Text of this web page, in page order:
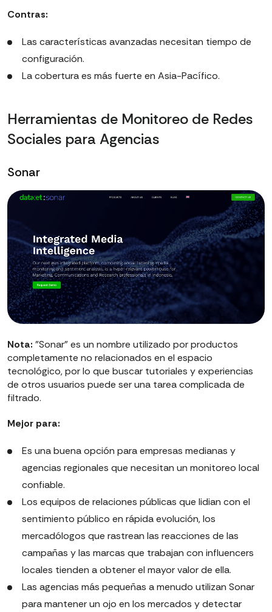
Contras:
Las características avanzadas necesitan tiempo de
configuración.
La cobertura es más fuerte en Asia-Pacífico.
Herramientas de Monitoreo de Redes
Sociales para Agencias
Sonar
Nota: "Sonar" es un nombre utilizado por productos
completamente no relacionados en el espacio
tecnológico, por lo que buscar tutoriales y experiencias
de otros usuarios puede ser una tarea complicada de
filtrado.
Mejor para:
Es una buena opción para empresas medianas y
agencias regionales que necesitan un monitoreo local
confiable.
Los equipos de relaciones públicas que lidian con el
sentimiento público en rápida evolución, los
mercadólogos que rastrean las reacciones de las
campañas y las marcas que trabajan con influencers
locales tienden a obtener el mayor valor de ella.
Las agencias más pequeñas a menudo utilizan Sonar
para mantener un ojo en los mercados y detectar